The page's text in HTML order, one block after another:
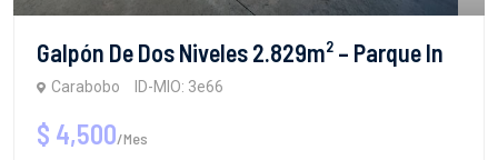
Galpón De Dos Niveles 2.829m² – Parque In
Carabobo ID-MIO: 3e66
$ 4,500/Mes